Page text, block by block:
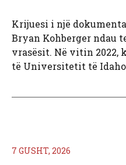
Krijuesi i një
Bryan Kohberger ndau
vrasësit. Në vitin 2022,
të Universitetit të
7 GUSHT, 2026